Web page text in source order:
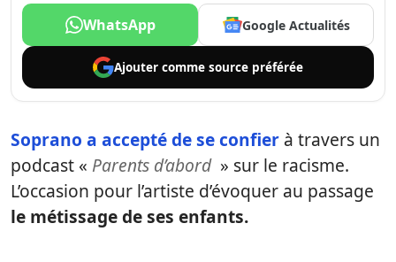
WhatsApp Google Actualités
Ajouter comme source préférée
Soprano a accepté de se confier à travers un
podcast « Parents d’abord» sur le racisme.
L’occasion pour l’artiste d’évoquer au passage
le métissage de ses enfants.